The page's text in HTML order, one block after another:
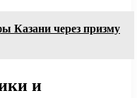
Казани через призму
и